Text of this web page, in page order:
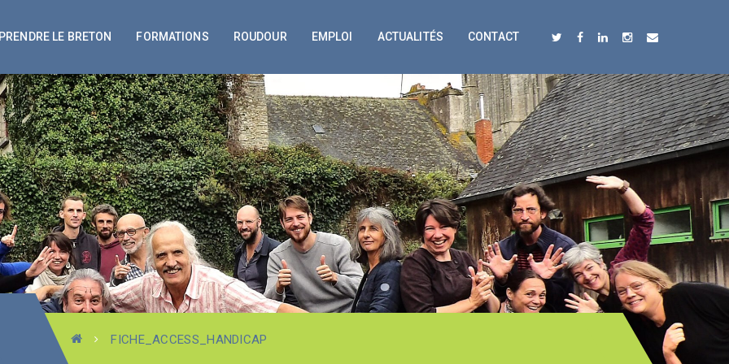
LE BRETON FORMATIONS ROUDOUR EMPLOI ACTUALITÉS CONTACT
FICHE_ACCESS_HANDICAP